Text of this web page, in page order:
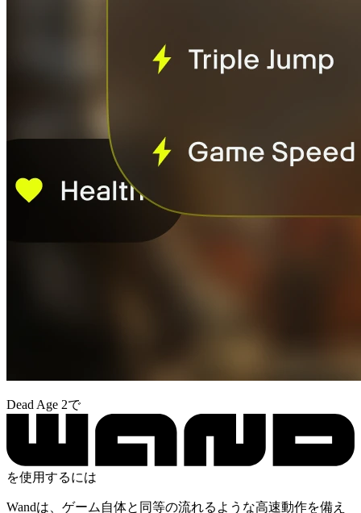
Dead Age 2で
を使用するには
Wandは、ゲーム自体と同等の流れるような高速動作を備え